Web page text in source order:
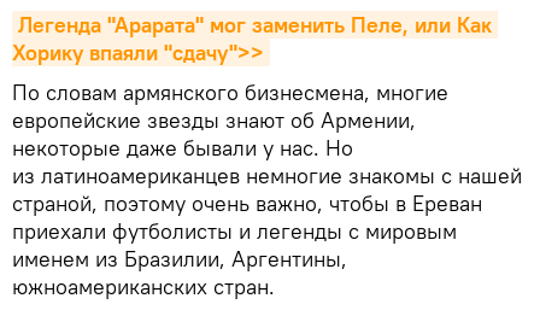
Легенда "Арарата" мог заменить Пеле, или Как
Хорику впаяли "сдачу">>
По словам армянского бизнесмена, многие
европейские звезды знают об Армении,
некоторые даже бывали у нас. Но
из латиноамериканцев немногие знакомы с нашей
страной, поэтому очень важно, чтобы в Ереван
приехали футболисты и легенды с мировым
именем из Бразилии, Аргентины,
южноамериканских стран.